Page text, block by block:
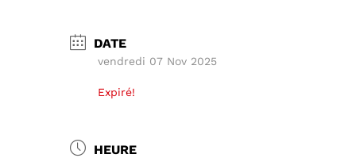
DATE
vendredi 07 Nov 2025
Expiré!
HEURE